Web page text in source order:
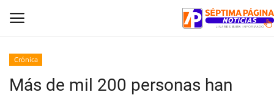
Inicio
Crónica
Más de mil 200 personas han